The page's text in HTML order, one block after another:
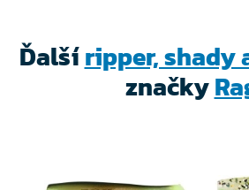
Zavedený vzor chytania
Dostupné v balení po
Ďalšíripper, shady
značky